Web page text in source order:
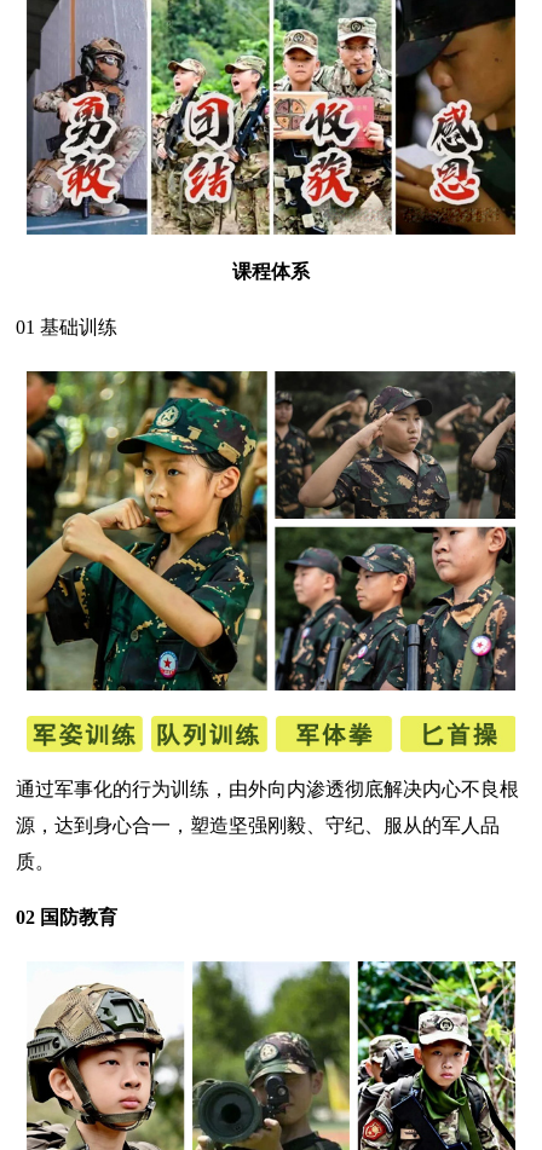
课程体系
01 基础训练
通过军事化的行为训练，由外向内渗透彻底解决内心不良根
源，达到身心合一，塑造坚强刚毅、守纪、服从的军人品
质。
02 国防教育